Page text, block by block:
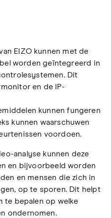
EIZO kunnen met de
worden geïntegreerd in
Dit
en de IP-
kunnen fungeren
kunnen waarschuwen
voordoen.
analyse kunnen deze
en bijvoorbeeld worden
en mensen die zich in
op te sporen. Dit helpt
te bepalen op welke
ondernomen.